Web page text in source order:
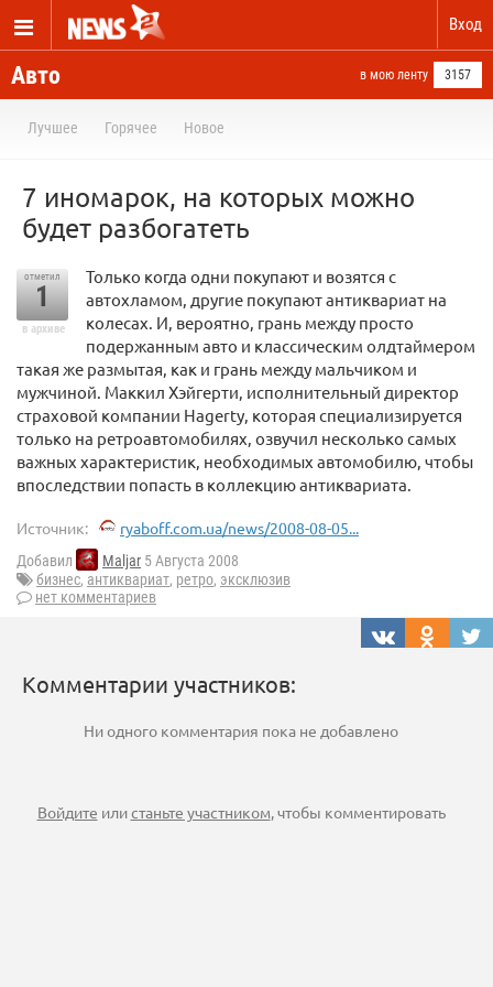
Вход
Авто в мою ленту 3157
Лучшее Горячее Новое
7 иномарок, на которых можно
будет разбогатеть
отметил
1
в архиве
Только когда одни покупают и возятся с
автохламом, другие покупают антиквариат на
колесах. И, вероятно, грань между просто
подержанным авто и классическим олдтаймером
такая же размытая, как и грань между мальчиком и
мужчиной. Маккил Хэйгерти, исполнительный директор
страховой компании Hagerty, которая специализируется
только на ретроавтомобилях, озвучил несколько самых
важных характеристик, необходимых автомобилю, чтобы
впоследствии попасть в коллекцию антиквариата.
Источник: ryaboff.com.ua/news/2008-08-05...
Добавил Maljar 5 Августа 2008
бизнес, антиквариат, ретро, эксклюзив
нет комментариев
Комментарии участников:
Ни одного комментария пока не добавлено
Войдите илистаньте участником, чтобы комментировать